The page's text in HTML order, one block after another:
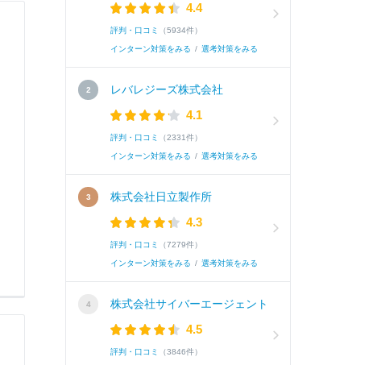
4.4
評判・口コミ （5934件）
インターン対策をみる / 選考対策をみる
レバレジーズ株式会社
4.1
評判・口コミ （2331件）
インターン対策をみる / 選考対策をみる
株式会社日立製作所
4.3
評判・口コミ （7279件）
インターン対策をみる / 選考対策をみる
株式会社サイバーエージェント
4.5
評判・口コミ （3846件）